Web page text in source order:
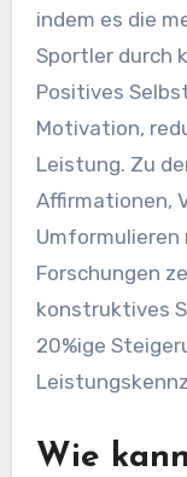
indem es die
Sportler durch
Positives
Motivation,
Leistung. Zu
Affirmationen,
Umformulieren
Forschungen
konstruktives
20%ige
Wie